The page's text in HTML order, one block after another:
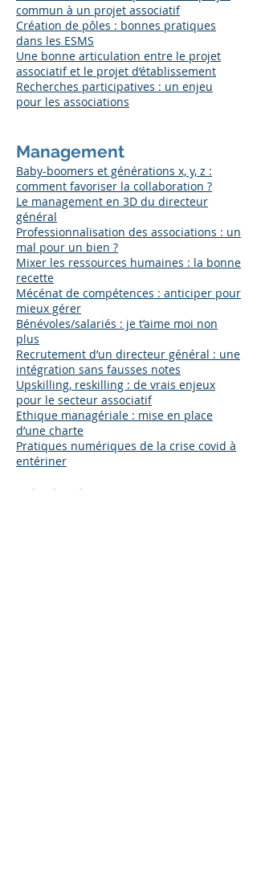
commun à un projet associatif
Création de pôles : bonnes pratiques
dans les ESMS
Une bonne articulation entre le projet
associatif et le projet d’établissement
Recherches participatives : un enjeu
pour les associations
Management
Baby-boomers et générations x, y, z :
comment favoriser la collaboration ?
Le management en 3D du directeur
général
Professionnalisation des associations : un
mal pour un bien ?
Mixer les ressources humaines : la bonne
recette
Mécénat de compétences : anticiper pour
mieux gérer
Bénévoles/salariés : je t’aime moi non
plus
Recrutement d’un directeur général : une
intégration sans fausses notes
Upskilling, reskilling : de vrais enjeux
pour le secteur associatif
Ethique managériale : mise en place
d’une charte
Pratiques numériques de la crise covid à
entériner
Bénévolat